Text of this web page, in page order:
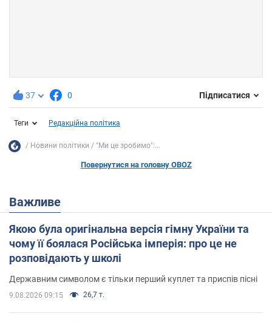
37 0 Підписатися
Теги Редакційна політика
Новини політики "Ми це зробимо":...
Повернутися на головну OBOZ
Важливе
Якою була оригінальна версія гімну України та
чому її боялася Російська імперія: про це не
розповідають у школі
Державним символом є тільки перший куплет та приспів пісні
9.08.2026 09:15 26,7 т.